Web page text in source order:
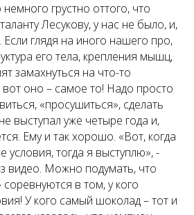
грустно оттого, что
Лесукову, у нас не было, и,
глядя на иного нашего про,
его тела, крепления мышц,
замахнуться на что-то
вот оно – самое то! Надо просто
«просушиться», сделать
выступал уже четыре года и,
Ему и так хорошо. «Вот, когда
условия, тогда я выступлю», -
видео. Можно подумать, что
в том, у кого
У кого самый шоколад – тот и